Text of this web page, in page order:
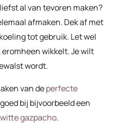
al van tevoren maken?
afmaken. Dek af met
tot gebruik. Let wel
wikkelt. Je wilt
wordt.
van deperfecte
bij bijvoorbeeld een
witte gazpacho.